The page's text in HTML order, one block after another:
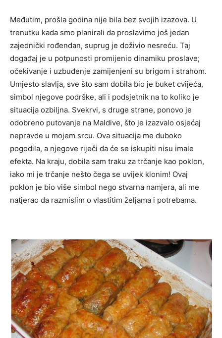
Međutim, prošla godina nije bila bez svojih izazova. U
trenutku kada smo planirali da proslavimo još jedan
zajednički rođendan, suprug je doživio nesreću. Taj
događaj je u potpunosti promijenio dinamiku proslave;
očekivanje i uzbuđenje zamijenjeni su brigom i strahom.
Umjesto slavlja, sve što sam dobila bio je buket cvijeća,
simbol njegove podrške, ali i podsjetnik na to koliko je
situacija ozbiljna. Svekrvi, s druge strane, ponovo je
odobreno putovanje na Maldive, što je izazvalo osjećaj
nepravde u mojem srcu. Ova situacija me duboko
pogodila, a njegove riječi da će se iskupiti nisu imale
efekta. Na kraju, dobila sam traku za trčanje kao poklon,
iako mi je trčanje nešto čega se uvijek klonim! Ovaj
poklon je bio više simbol nego stvarna namjera, ali me
natjerao da razmislim o vlastitim željama i potrebama.